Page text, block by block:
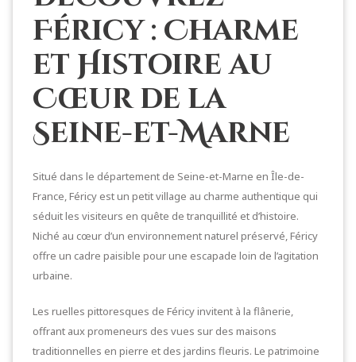
Féricy : Charme
et Histoire au
Cœur de la
Seine-et-Marne
Situé dans le département de Seine-et-Marne en Île-de-
France, Féricy est un petit village au charme authentique qui
séduit les visiteurs en quête de tranquillité et d’histoire.
Niché au cœur d’un environnement naturel préservé, Féricy
offre un cadre paisible pour une escapade loin de l’agitation
urbaine.
Les ruelles pittoresques de Féricy invitent à la flânerie,
offrant aux promeneurs des vues sur des maisons
traditionnelles en pierre et des jardins fleuris. Le patrimoine